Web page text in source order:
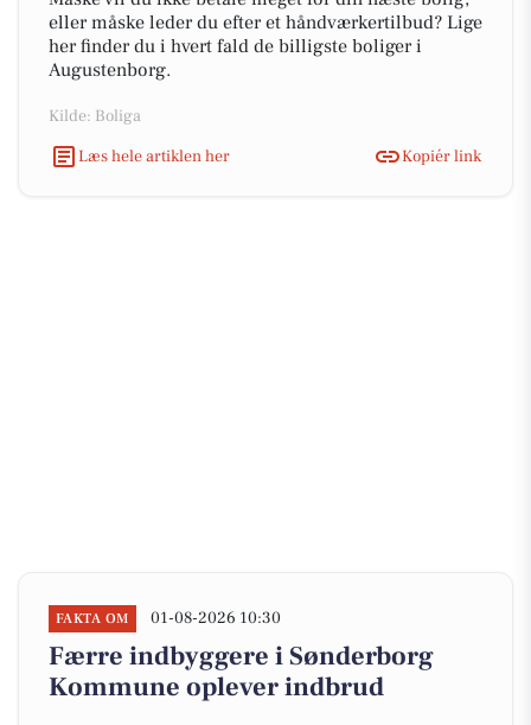
eller måske leder du efter et håndværkertilbud? Lige
her finder du i hvert fald de billigste boliger i
Augustenborg.
Kilde: Boliga
Læs hele artiklen her
Kopiér link
FAKTA OM 01-08-2026 10:30
Færre indbyggere i Sønderborg
Kommune oplever indbrud